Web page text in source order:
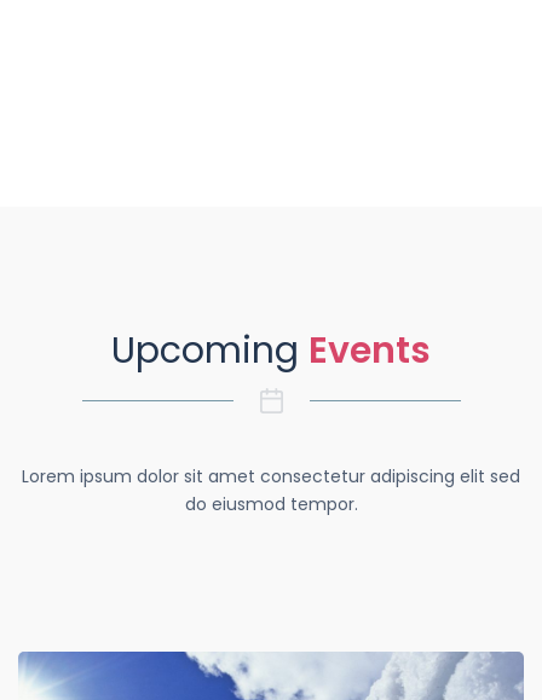
Upcoming Events
Lorem ipsum dolor sit amet consectetur adipiscing elit sed
do eiusmod tempor.